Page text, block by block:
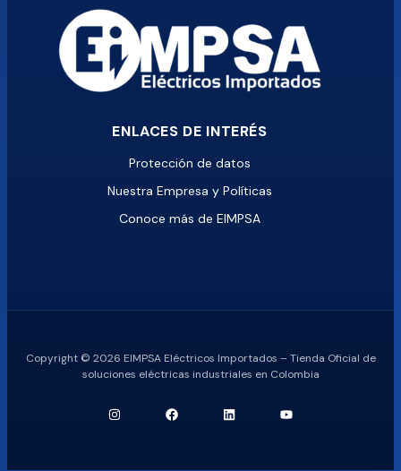
ENLACES DE INTERÉS
Protección de datos
Nuestra Empresa y Políticas
Conoce más de EIMPSA
Copyright © 2026 EIMPSA Eléctricos Importados – Tienda Oficial de
soluciones eléctricas industriales en Colombia